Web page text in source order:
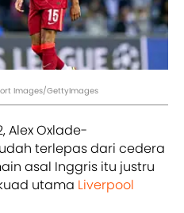
Images/GettyImages
Alex Oxlade-
terlepas dari cedera
asal Inggris itu justru
utama Liverpool